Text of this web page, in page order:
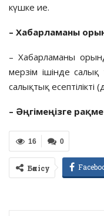
күшке ие.
– Хабарламаны
– Хабарламаны
мерзім ішінде салық
салықтық
– Әңгімеңізге
0
16
Бөлісу